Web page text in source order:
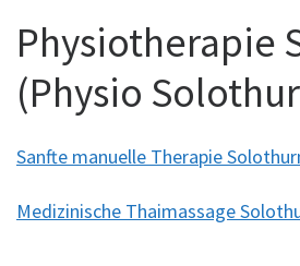
Physiotherapie
(Physio
Sanfte manuelle Therapie
Medizinische Thaimassage